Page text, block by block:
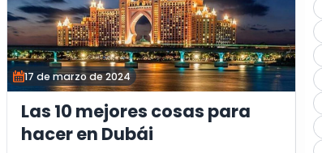
17 de marzo de 2024
Las 10 mejores cosas para
hacer en Dubái